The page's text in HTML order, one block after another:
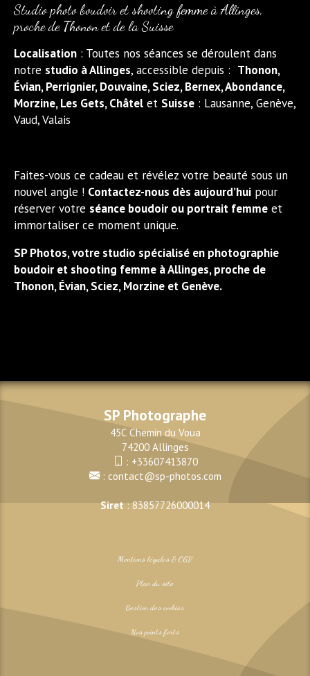
Studio photo boudoir et shooting femme à Allinges,
proche de Thonon et de la Suisse
Localisation : Toutes nos séances se déroulent dans
notre studio à Allinges, accessible depuis : Thonon,
Évian, Perrignier, Douvaine, Sciez, Bernex, Abondance,
Morzine, Les Gets, Châtel et Suisse : Lausanne, Genève,
Vaud, Valais
Faites-vous ce cadeau et révélez votre beauté sous un
nouvel angle ! Contactez-nous dès aujourd’hui pour
réserver votre séance boudoir ou portrait femme et
immortaliser ce moment unique.
SP Photos, votre studio spécialisé en photographie
boudoir et shooting femme à Allinges, proche de
Thonon, Évian, Sciez, Morzine et Genève.
SP Photographe
45C Chemin du Voua
74200 Allinges
: +33607413870
: contact@sp-photos.com
Siret : 83857726000014
Mentions légales & CGV
Plan du site
Gestion des cookies
Nos points forts